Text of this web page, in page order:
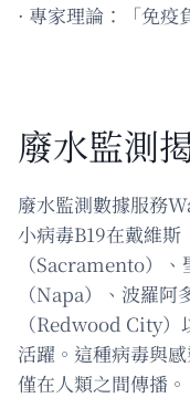
· 專家理論：「免
廢水監測
廢水監測數據服務
小病毒B19在戴維
（Sacramento）
（Napa）、波羅
（Redwood City
活躍。這種病毒與
僅在人類之間傳播。